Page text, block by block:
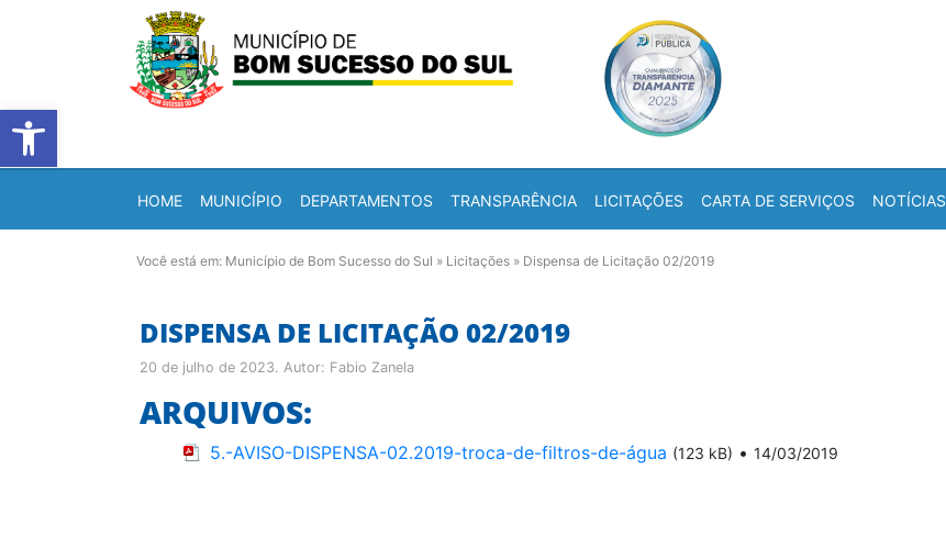
Barra de Ferramentas Aberta
HOME MUNICÍPIO DEPARTAMENTOS TRANSPARÊNCIA LICITAÇÕES CARTA DE SERVIÇOS NOTÍCIAS
Você está em: Município de Bom Sucesso do Sul » Licitações » Dispensa de Licitação 02/2019
DISPENSA DE LICITAÇÃO 02/2019
20 de julho de 2023. Autor: Fabio Zanela
ARQUIVOS:
5.-AVISO-DISPENSA-02.2019-troca-de-filtros-de-água (123 kB) • 14/03/2019